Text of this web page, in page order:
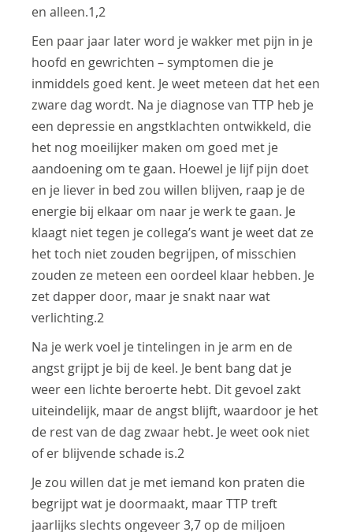
en alleen.1,2
Een paar jaar later word je wakker met pijn in je
hoofd en gewrichten – symptomen die je
inmiddels goed kent. Je weet meteen dat het een
zware dag wordt. Na je diagnose van TTP heb je
een depressie en angstklachten ontwikkeld, die
het nog moeilijker maken om goed met je
aandoening om te gaan. Hoewel je lijf pijn doet
en je liever in bed zou willen blijven, raap je de
energie bij elkaar om naar je werk te gaan. Je
klaagt niet tegen je collega’s want je weet dat ze
het toch niet zouden begrijpen, of misschien
zouden ze meteen een oordeel klaar hebben. Je
zet dapper door, maar je snakt naar wat
verlichting.2
Na je werk voel je tintelingen in je arm en de
angst grijpt je bij de keel. Je bent bang dat je
weer een lichte beroerte hebt. Dit gevoel zakt
uiteindelijk, maar de angst blijft, waardoor je het
de rest van de dag zwaar hebt. Je weet ook niet
of er blijvende schade is.2
Je zou willen dat je met iemand kon praten die
begrijpt wat je doormaakt, maar TTP treft
jaarlijks slechts ongeveer 3,7 op de miljoen